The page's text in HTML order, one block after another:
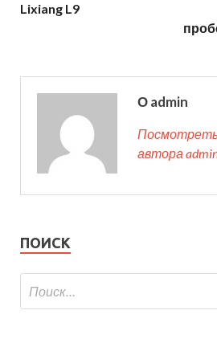
Lixiang L9
О admin
Посмотреть
автора
ПОИСК